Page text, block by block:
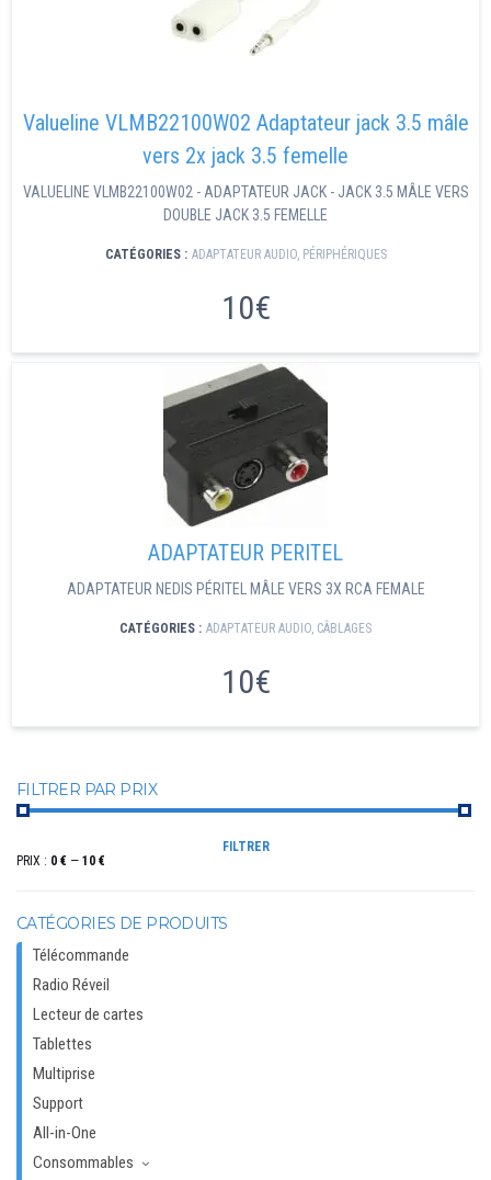
Valueline VLMB22100W02 Adaptateur jack 3.5 mâle
vers 2x jack 3.5 femelle
VALUELINE VLMB22100W02 - ADAPTATEUR JACK - JACK 3.5 MÂLE VERS
DOUBLE JACK 3.5 FEMELLE
CATÉGORIES : ADAPTATEUR AUDIO, PÉRIPHÉRIQUES
10€
ADAPTATEUR PERITEL
ADAPTATEUR NEDIS PÉRITEL MÂLE VERS 3X RCA FEMALE
CATÉGORIES : ADAPTATEUR AUDIO, CÂBLAGES
10€
FILTRER PAR PRIX
MIN
MAX
FILTRER
PRIX : 0 € — 10 €
CATÉGORIES DE PRODUITS
Télécommande
Radio Réveil
Lecteur de cartes
Tablettes
Multiprise
Support
All-in-One
Consommables